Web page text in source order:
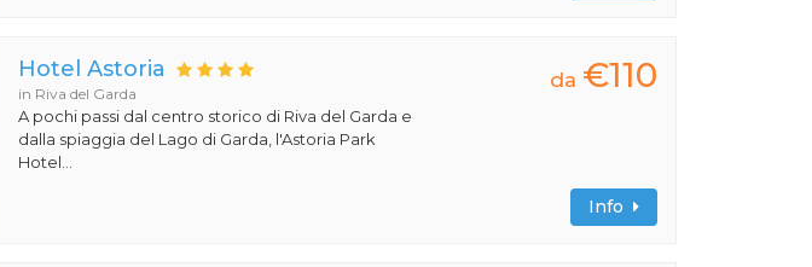
Hotel Astoria
in Riva del Garda
A pochi passi dal centro storico di Riva del Garda e
dalla spiaggia del Lago di Garda, l'Astoria Park
Hotel...
da €110
Info